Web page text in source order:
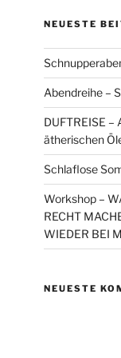
NEUESTE
Abendreihe –
DUFTREISE
ätherischen
Schlaflose
Workshop –
RECHT
WIEDER BEI
NEUESTE